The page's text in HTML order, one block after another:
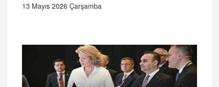
13 Mayıs 2026 Çarşamba